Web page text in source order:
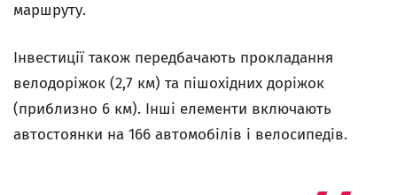
маршруту.
Інвестиції також передбачають прокладання
велодоріжок (2,7 км) та пішохідних доріжок
(приблизно 6 км). Інші елементи включають
автостоянки на 166 автомобілів і велосипедів.